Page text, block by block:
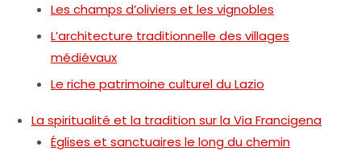
Les champs d’oliviers et les vignobles
L’architecture traditionnelle des villages
médiévaux
Le riche patrimoine culturel du Lazio
La spiritualité et la tradition sur la Via Francigena
Églises et sanctuaires le long du chemin